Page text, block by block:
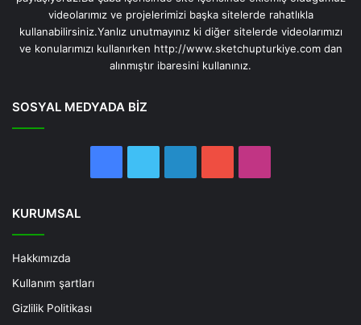
videolarımız ve projelerimizi başka sitelerde rahatlıkla
kullanabilirsiniz.Yanlız unutmayınız ki diğer sitelerde videolarımızı
ve konularımızı kullanırken http://www.sketchupturkiye.com dan
alınmıştır ibaresini kullanınız.
SOSYAL MEDYADA BİZ
KURUMSAL
Hakkımızda
Kullanım şartları
Gizlilik Politikası